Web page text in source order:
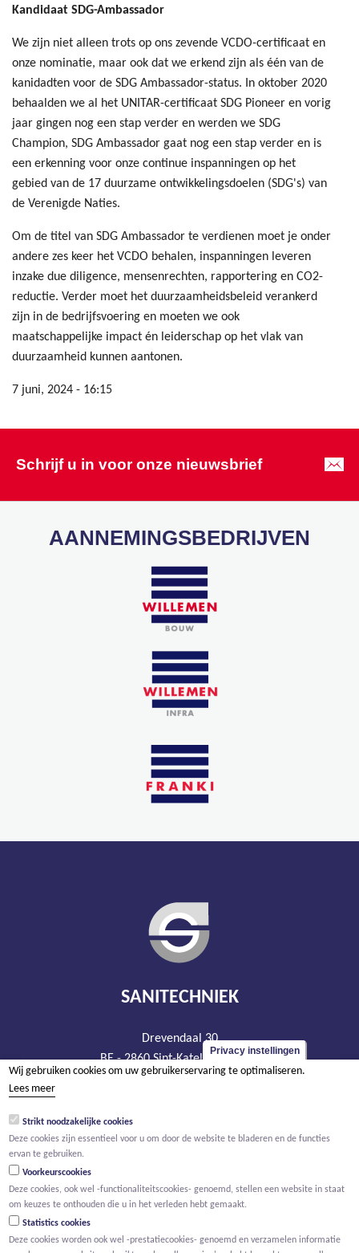
Kandidaat SDG-Ambassador
We zijn niet alleen trots op ons zevende VCDO-certificaat en
onze nominatie, maar ook dat we erkend zijn als één van de
kanidadten voor de SDG Ambassador-status. In oktober 2020
behaalden we al het UNITAR-certificaat SDG Pioneer en vorig
jaar gingen nog een stap verder en werden we SDG
Champion, SDG Ambassador gaat nog een stap verder en is
een erkenning voor onze continue inspanningen op het
gebied van de 17 duurzame ontwikkelingsdoelen (SDG's) van
de Verenigde Naties.
Om de titel van SDG Ambassador te verdienen moet je onder
andere zes keer het VCDO behalen, inspanningen leveren
inzake due diligence, mensenrechten, rapportering en CO2-
reductie. Verder moet het duurzaamheidsbeleid verankerd
zijn in de bedrijfsvoering en moeten we ook
maatschappelijke impact én leiderschap op het vlak van
duurzaamheid kunnen aantonen.
7 juni, 2024 - 16:15
Schrijf u in voor onze nieuwsbrief
AANNEMINGSBEDRIJVEN
SANITECHNIEK
Drevendaal 30
BE - 2860 Sint-Katelijne-Waver
tel +32 15 20 93 44
BTW BE 426.444.365
Privacy instellingen
Wij gebruiken cookies om uw gebruikerservaring te optimaliseren.
Lees meer
Strikt noodzakelijke cookies
Deze cookies zijn essentieel voor u om door de website te bladeren en de functies
ervan te gebruiken.
Voorkeurscookies
Deze cookies, ook wel -functionaliteitscookies- genoemd, stellen een website in staat
om keuzes te onthouden die u in het verleden hebt gemaakt.
Statistics cookies
Deze cookies worden ook wel -prestatiecookies- genoemd en verzamelen informatie